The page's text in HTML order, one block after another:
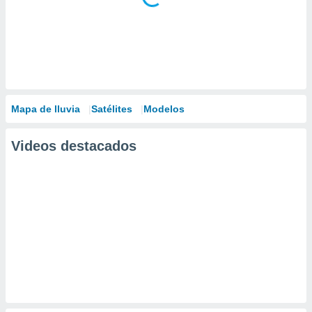
Mapa de lluvia Satélites Modelos
Videos destacados